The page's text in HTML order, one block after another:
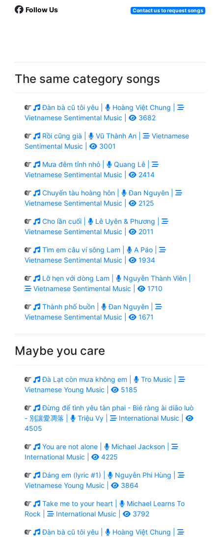
Follow Us Contact us to request songs
The same category songs
Đàn bà cũ tôi yêu |
Hoàng Việt Chung |
Vietnamese Sentimental Music |
3682
Rồi cũng già | Vũ Thành An |
Vietnamese
Sentimental Music |
3001
Mưa đêm tỉnh nhỏ |
Quang Lê |
Vietnamese Sentimental Music |
2414
Chuyến tàu hoàng hôn |
Đan Nguyên |
Vietnamese Sentimental Music |
2125
Cho lần cuối |
Lê Uyên & Phương |
Vietnamese Sentimental Music |
2011
Tìm em câu ví sông Lam |
A Páo |
Vietnamese Sentimental Music |
1934
Lỡ hẹn với dòng Lam |
Nguyễn Thành Viên |
Vietnamese Sentimental Music |
1710
Thành phố buồn |
Đan Nguyên |
Vietnamese Sentimental Music |
1671
Maybe you care
Đà Lạt còn mưa không em |
Tro Music |
Vietnamese Young Music |
5185
Đừng để tình yêu tàn phai - Bié ràng ài diāo luò
- 別讓愛凋落 |
Triệu Vy |
International Music |
4505
You are not alone |
Michael Jackson |
International Music |
4225
Dáng em (lyric #1) |
Nguyễn Phi Hùng |
Vietnamese Young Music |
3864
Take me to your heart |
Michael Learns To
Rock |
International Music | 3792
Đàn bà cũ tôi yêu |
Hoàng Việt Chung |